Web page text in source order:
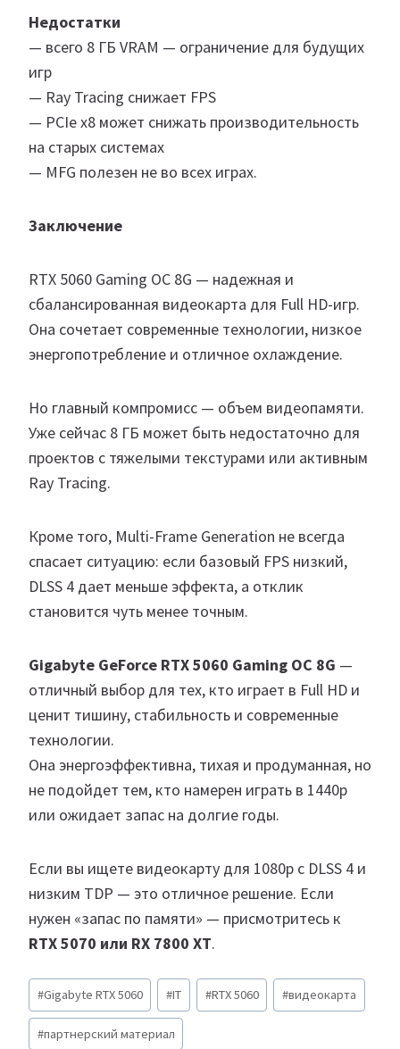
Недостатки
— всего 8 ГБ VRAM — ограничение для будущих
игр
— Ray Tracing снижает FPS
— PCIe x8 может снижать производительность
на старых системах
— MFG полезен не во всех играх.
Заключение
RTX 5060 Gaming OC 8G — надежная и
сбалансированная видеокарта для Full HD-игр.
Она сочетает современные технологии, низкое
энергопотребление и отличное охлаждение.
Но главный компромисс — объем видеопамяти.
Уже сейчас 8 ГБ может быть недостаточно для
проектов с тяжелыми текстурами или активным
Ray Tracing.
Кроме того, Multi-Frame Generation не всегда
спасает ситуацию: если базовый FPS низкий,
DLSS 4 дает меньше эффекта, а отклик
становится чуть менее точным.
Gigabyte GeForce RTX 5060 Gaming OC 8G —
отличный выбор для тех, кто играет в Full HD и
ценит тишину, стабильность и современные
технологии.
Она энергоэффективна, тихая и продуманная, но
не подойдет тем, кто намерен играть в 1440p
или ожидает запас на долгие годы.
Если вы ищете видеокарту для 1080p с DLSS 4 и
низким TDP — это отличное решение. Если
нужен «запас по памяти» — присмотритесь к
RTX 5070 или RX 7800 XT.
Метки
записи:
#Gigabyte RTX 5060 #IT #RTX 5060 #видеокарта
#партнерский материал